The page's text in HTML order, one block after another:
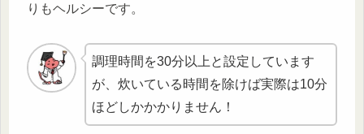
りもヘルシーです。
調理時間を30分以上と設定しています
が、炊いている時間を除けば実際は10分
ほどしかかかりません！